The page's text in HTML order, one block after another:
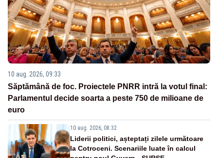
10 aug. 2026, 09:33
Săptămână de foc. Proiectele PNRR intră la votul final:
Parlamentul decide soarta a peste 750 de milioane de
euro
10 aug. 2026, 08:32
Liderii politici, așteptați zilele următoare
la Cotroceni. Scenariile luate în calcul